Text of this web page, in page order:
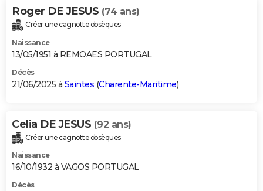
Roger DE JESUS (74 ans)
Créer une cagnotte obsèques
Naissance
13/05/1951 à REMOAES PORTUGAL
Décès
21/06/2025 à Saintes (Charente-Maritime)
Celia DE JESUS (92 ans)
Créer une cagnotte obsèques
Naissance
16/10/1932 à VAGOS PORTUGAL
Décès